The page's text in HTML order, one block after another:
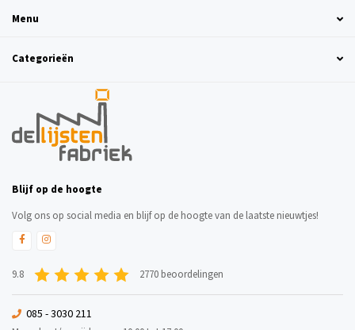
Menu
Categorieën
Blijf op de hoogte
Volg ons op social media en blijf op de hoogte van de laatste nieuwtjes!
9.8 2770 beoordelingen
085 - 3030 211